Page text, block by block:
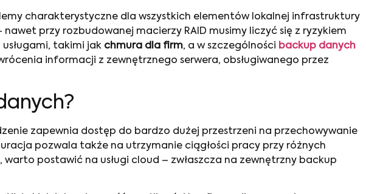
charakterystyczne dla wszystkich elementów lokalnej infrastruktury
przy rozbudowanej macierzy RAID musimy liczyć się z ryzykiem
takimi jak chmura dla firm, a w szczególności backup danych
informacji z zewnętrznego serwera, obsługiwanego przez
zapewnia dostęp do bardzo dużej przestrzeni na przechowywanie
pozwala także na utrzymanie ciągłości pracy przy różnych
postawić na usługi cloud – zwłaszcza na zewnętrzny backup